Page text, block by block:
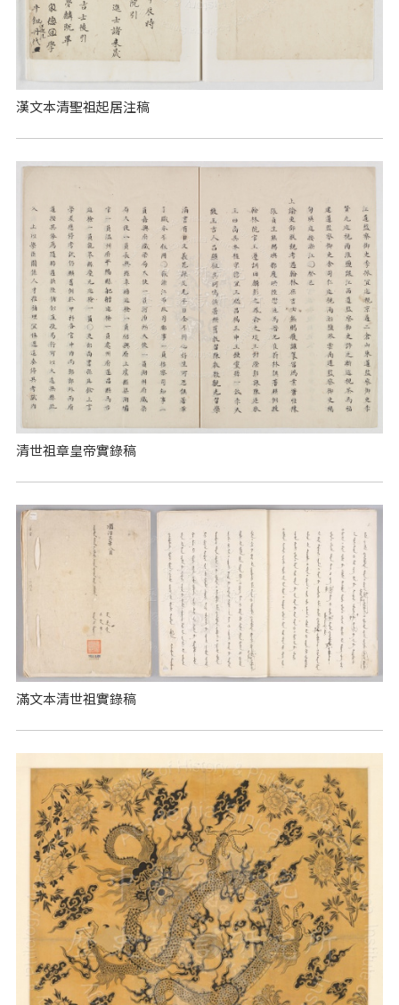
漢文本清聖祖起居注稿
清世祖章皇帝實錄稿
滿文本清世祖實錄稿